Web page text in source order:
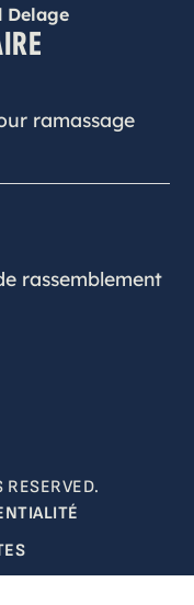
Delage
ramassage
rassemblement